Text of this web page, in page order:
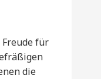
für
die